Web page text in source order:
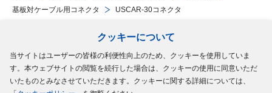
クッキーについて
当サイトはユーザーの皆様の利便性向上のため、クッキーを使用していま
す。本ウェブサイトの閲覧を続行した場合は、クッキーの使用に同意いただ
いたものとみなさせていただきます。クッキーに関する詳細については、
基板対ケーブル用コネクタ
USCAR-30コネクタ
サイトマップご利用規約個人情報の保護についてクッキーポリシー